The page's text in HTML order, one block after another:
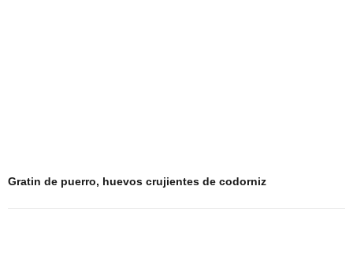
Gratin de puerro, huevos crujientes de codorniz